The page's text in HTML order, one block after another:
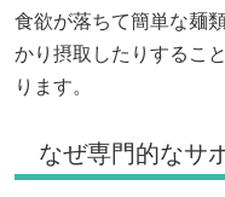
食欲が落ちて簡単な麺
かり摂取したりするこ
ります。
なぜ専門的なサ